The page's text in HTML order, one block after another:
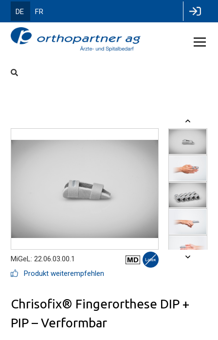
DE FR
MiGeL: 22.06.03.00.1
Produkt weiterempfehlen
Chrisofix® Fingerorthese DIP +
PIP – Verformbar